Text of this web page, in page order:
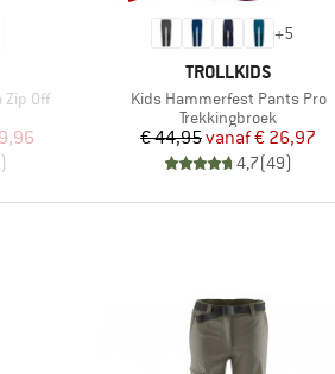
Off
prijs
)
+5
MERK
TROLLKIDS
Artikel
Kids Hammerfest Pants Pro
Productgroep
Trekkingbroek
Prijs
€ 44,95 Verlaagde prijs
vanaf€ 26,97
4,7(49)